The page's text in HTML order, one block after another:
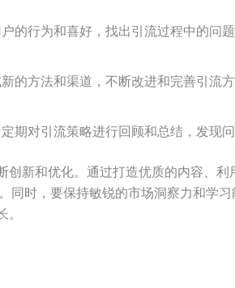
的行为和喜好，找出引流过程中的问题
的方法和渠道，不断改进和完善引流方
期对引流策略进行回顾和总结，发现
新和优化。通过打造优质的内容、
同时，要保持敏锐的市场洞察力和学